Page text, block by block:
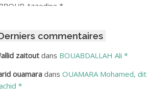
Azzedine *
Amar
Hamid
Mohamed
commentaires
zaitoutdans BOUABDALLAH Ali *
ouamaradans OUAMARA Mohamed, dit
*